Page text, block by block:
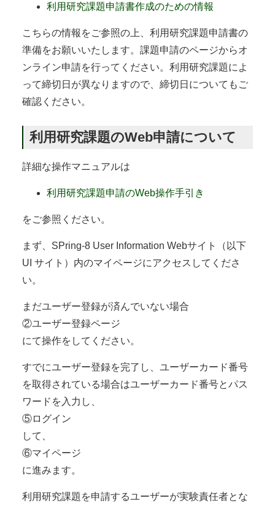
利用研究課題申請書作成のための情報
こちらの情報をご参照の上、利用研究課題申請書の
準備をお願いいたします。課題申請のページからオ
ンライン申請を行ってください。利用研究課題によ
って締切日が異なりますので、締切日についてもご
確認ください。
利用研究課題のWeb申請について
詳細な操作マニュアルは
利用研究課題申請のWeb操作手引き
をご参照ください。
まず、SPring-8 User Information Webサイト（以下
UI サイト）内のマイページにアクセスしてくださ
い。
まだユーザー登録が済んでいない場合
②ユーザー登録ページ
にて操作をしてください。
すでにユーザー登録を完了し、ユーザーカード番号
を取得されている場合はユーザーカード番号とパス
ワードを入力し、
⑤ログイン
して、
⑥マイページ
に進みます。
利用研究課題を申請するユーザーが実験責任者とな